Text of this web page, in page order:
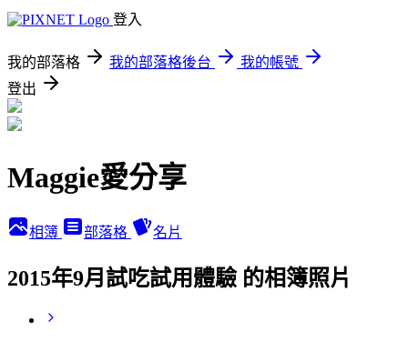
登入
我的部落格 我的部落格後台
我的帳號
登出
Maggie愛分享
相簿 部落格 名片
2015年9月試吃試用體驗 的相簿照片